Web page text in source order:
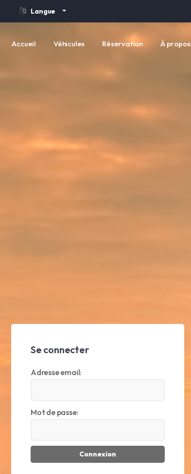
Langue
Accueil Véhicules Réservation À propos
Se connecter
Adresse email:
Mot de passe: